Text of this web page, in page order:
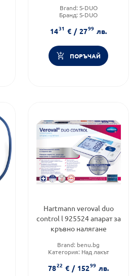
Brand: S-DUO
Бранд: S-DUO
1431 € / 2799 лв.
ПОРЪЧАЙ
Hartmann veroval duo
control l 925524 апарат за
кръвно налягане
Brand: benu.bg
Категория: Над лакът
7822 € / 15299 лв.